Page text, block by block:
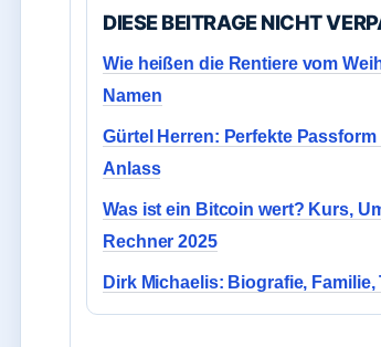
DIESE BEITRAGE NICHT
Wie heißen die Rentiere vom
Namen
Gürtel Herren: Perfekte
Anlass
Was ist ein Bitcoin wert? Kurs,
Rechner 2025
Dirk Michaelis: Biografie, Familie,